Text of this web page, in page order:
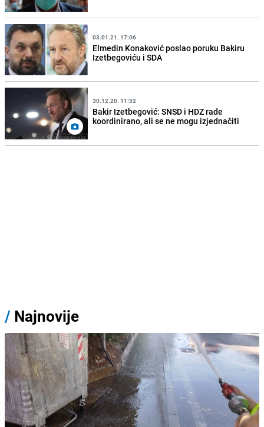
03.01.21. 17:06
Elmedin Konaković poslao poruku Bakiru
Izetbegoviću i SDA
30.12.20. 11:52
Bakir Izetbegović: SNSD i HDZ rade
koordinirano, ali se ne mogu izjednačiti
/ Najnovije